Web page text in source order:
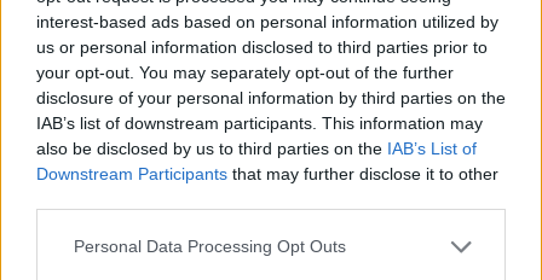
interest-based ads based on personal information utilized by
us or personal information disclosed to third parties prior to
your opt-out. You may separately opt-out of the further
disclosure of your personal information by third parties on the
IAB’s list of downstream participants. This information may
also be disclosed by us to third parties on the IAB’s List of
Downstream Participants that may further disclose it to other
Personal Data Processing Opt Outs
Αλέξανδρος Τσουβέλας: Μίλησε για τα σχόλια που
δέχτηκε η σύντροφός του, Εύα Καρύδη «Θα την
υπερασπιζόμουν άλλες 500 φορές»